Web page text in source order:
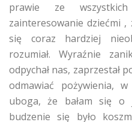
prawie ze
zainteresowanie dziećmi ,
się coraz hardziej
rozumiał. Wyraźnie
odpychał nas, zaprzestał
odmawiać pożywienia,
uboga, że bałam się o
budzenie się było